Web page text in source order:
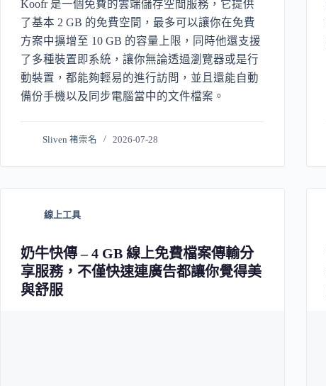
Koofr 是一個免費的雲端儲存空間服務，它提供
了基本 2 GB 的免費空間，最多可以讓你在免費
方案中擴增至 10 GB 的容量上限，同時他還支援
了多種裝置即系統，讓你無論透過瀏覽器或是行
動裝置，都能夠輕易的進行訪問，並且還能自動
備份手機以及同步電腦當中的文件檔案。
Sliven 褚崇名 2026-07-28
線上工具
奶牛快傳 – 4 GB 線上免費檔案傳輸分
享服務，不僅快速連廣告都讓你覺得美
與舒服